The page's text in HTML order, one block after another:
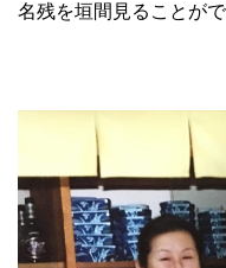
名残を垣間見ることがで